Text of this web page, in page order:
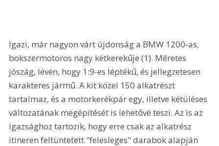
Igazi, már nagyon várt újdonság a BMW 1200-as,
bokszermotoros nagy kétkerekűje (1). Méretes
jószág, lévén, hogy 1:9-es léptékű, és jellegzetesen
karakteres jármű. A kit közel 150 alkatrészt
tartalmaz, és a motorkerékpár egy, illetve kétüléses
változatának megépítését is lehetővé teszi. Az is az
igazsághoz tartozik, hogy erre csak az alkatrész
itineren feltüntetett "felesleges" darabok alapján